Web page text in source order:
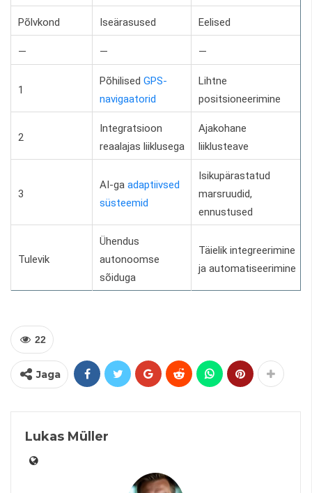
Põlvkond Iseärasused Eelised
— — —
1
Põhilised GPS-
navigaatorid
Lihtne
positsioneerimine
2
Integratsioon
reaalajas liiklusega
Ajakohane
liiklusteave
3
AI-ga adaptiivsed
süsteemid
Isikupärastatud
marsruudid,
ennustused
Tulevik
Ühendus
autonoomse
sõiduga
Täielik integreerimine
ja automatiseerimine
22
Jaga
Lukas Müller